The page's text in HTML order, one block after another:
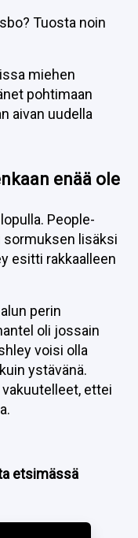
Tuosta noin
miehen
pohtimaan
aivan uudella
enää ole
People-
sormuksen lisäksi
esitti rakkaalleen
perin
oli jossain
voisi olla
ystävänä.
ettei
etsimässä